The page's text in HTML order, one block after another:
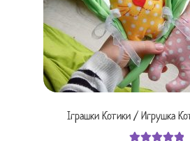
Іграшки Котики / Игрушка